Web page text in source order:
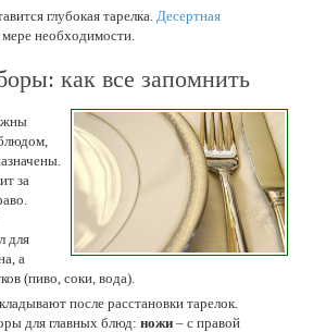
глубокая тарелка. Десертная
необходимости.
как все запомнить
за
для
а
(пиво, соки, вода).
после расстановки тарелок.
для главных блюд: ножи – с правой